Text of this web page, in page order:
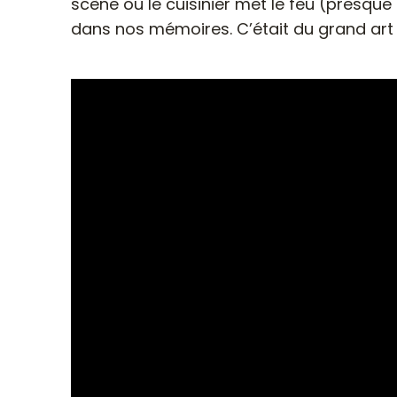
dans nos mémoires. C’était du grand art